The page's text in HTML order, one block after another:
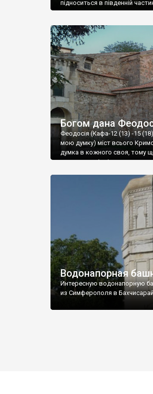
підноситься в південній
Богом дана
Феодосія (Кафа-12 (13) -15
мою думку) міст всього
думка в кожного своя, тому
запрошую відвідати це
Водонапорная
Интересную водонапорную
из Симферополя в Бахчисарай.